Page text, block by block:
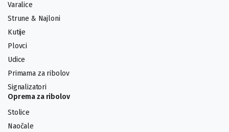
Varalice
Strune & Najloni
Kutije
Plovci
Udice
Primama za ribolov
Signalizatori
Oprema za ribolov
Stolice
Naočale